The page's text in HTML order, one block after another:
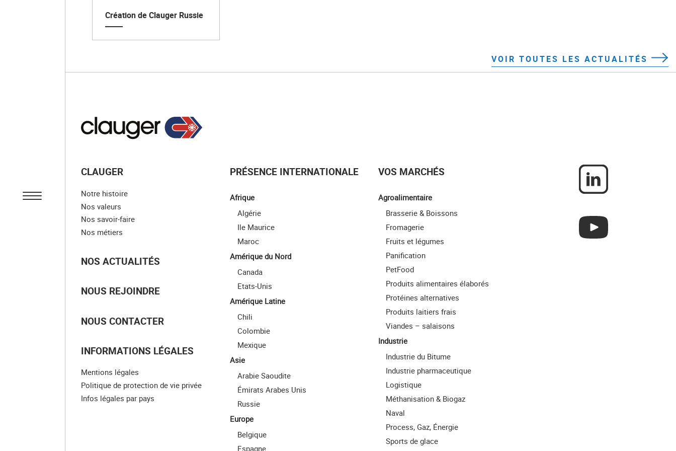
Création de Clauger Russie
VOIR TOUTES LES ACTUALITÉS
CLAUGER
Notre histoire
Nos valeurs
Nos savoir-faire
Nos métiers
NOS ACTUALITÉS
NOUS REJOINDRE
NOUS CONTACTER
INFORMATIONS LÉGALES
Mentions légales
Politique de protection de vie privée
Infos légales par pays
PRÉSENCE INTERNATIONALE
Afrique
Algérie
Ile Maurice
Maroc
Amérique du Nord
Canada
Etats-Unis
Amérique Latine
Chili
Colombie
Mexique
Asie
Arabie Saoudite
Émirats Arabes Unis
Russie
Europe
Belgique
Espagne
VOS MARCHÉS
Agroalimentaire
Brasserie & Boissons
Fromagerie
Fruits et légumes
Panification
PetFood
Produits alimentaires élaborés
Protéines alternatives
Produits laitiers frais
Viandes – salaisons
Industrie
Industrie du Bitume
Industrie pharmaceutique
Logistique
Méthanisation & Biogaz
Naval
Process, Gaz, Énergie
Sports de glace